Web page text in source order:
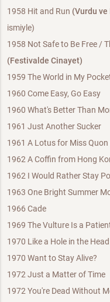
1958 Hit and Run (Vurdu ve
ismiyle)
1958 Not Safe to Be Free /
(Festivalde Cinayet)
1959 The World in My
1960 Come Easy, Go Easy
1960 What's Better Than
1961 Just Another Sucker
1961 A Lotus for Miss Quon
1962 A Coffin from Hong
1962 I Would Rather Stay
1963 One Bright Summer
1966 Cade
1969 The Vulture Is a
1970 Like a Hole in the Head
1970 Want to Stay Alive?
1972 Just a Matter of Time
1972 You're Dead Without